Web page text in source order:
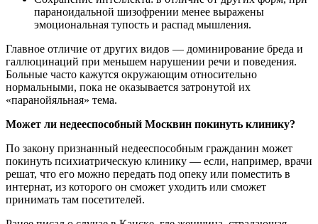
параноидальной шизофрении менее выражены
эмоциональная тупость и распад мышления.
Главное отличие от других видов — доминирование бреда и
галлюцинаций при меньшем нарушении речи и поведения.
Больные часто кажутся окружающим относительно
нормальными, пока не оказывается затронутой их
«паранойяльная» тема.
Может ли недееспособный Москвин покинуть клинику?
По закону признанный недееспособным гражданин может
покинуть психиатрическую клинику — если, например, врачи
решат, что его можно передать под опеку или поместить в
интернат, из которого он сможет уходить или сможет
принимать там посетителей.